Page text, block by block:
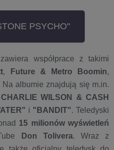
PSYCHO"
zawiera współprace z takimi
, Future & Metro Boomin,
albumie znajdują się m.in.
CHARLIE WILSON & CASH
i "BANDIT". Teledyski
15 milionów wyświetleń
Don Tolivera. Wraz z